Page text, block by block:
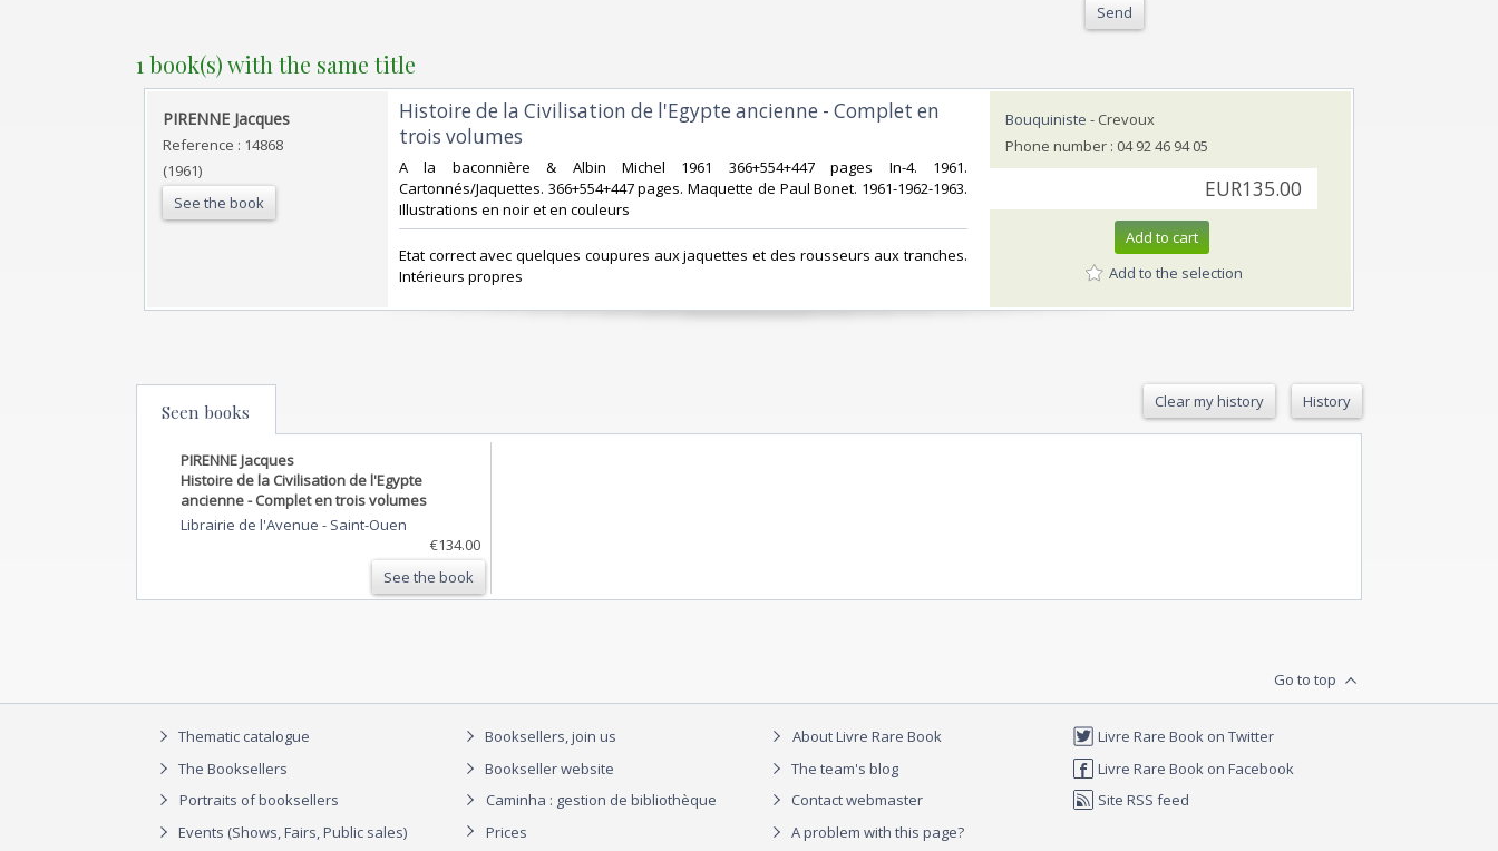
Send
1 book(s) with the same title
‎PIRENNE Jacques‎
Reference : 14868
(1961)
See the book
‎Histoire de la Civilisation de l'Egypte ancienne - Complet en
trois volumes‎
‎A la baconnière & Albin Michel 1961 366+554+447 pages In-4. 1961.
Cartonnés/Jaquettes. 366+554+447 pages. Maquette de Paul Bonet. 1961-1962-1963.
Illustrations en noir et en couleurs‎
‎Etat correct avec quelques coupures aux jaquettes et des rousseurs aux tranches.
Intérieurs propres‎
Bouquiniste - Crevoux
Phone number : 04 92 46 94 05
EUR135.00
Add to cart
Add to the selection
Seen books Clear my history History
PIRENNE Jacques
Histoire de la Civilisation de l'Egypte
ancienne - Complet en trois volumes
Librairie de l'Avenue - Saint-Ouen
€134.00
See the book
Go to top
Thematic catalogue
The Booksellers
Portraits of booksellers
Events (Shows, Fairs, Public sales)
Booksellers, join us
Bookseller website
Caminha : gestion de bibliothèque
Prices
About Livre Rare Book
The team's blog
Contact webmaster
A problem with this page?
Livre Rare Book on Twitter
Livre Rare Book on Facebook
Site RSS feed